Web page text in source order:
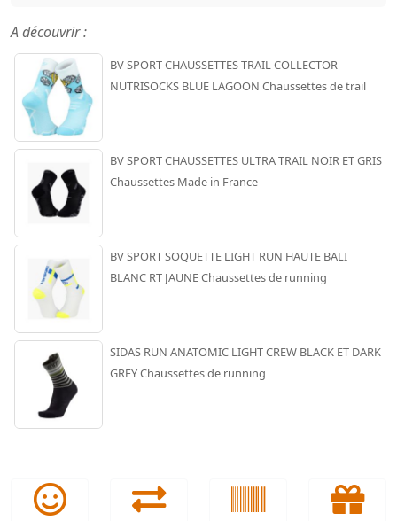
A découvrir :
BV SPORT CHAUSSETTES TRAIL COLLECTOR
NUTRISOCKS BLUE LAGOON Chaussettes de trail
BV SPORT CHAUSSETTES ULTRA TRAIL NOIR ET GRIS
Chaussettes Made in France
BV SPORT SOQUETTE LIGHT RUN HAUTE BALI
BLANC RT JAUNE Chaussettes de running
SIDAS RUN ANATOMIC LIGHT CREW BLACK ET DARK
GREY Chaussettes de running